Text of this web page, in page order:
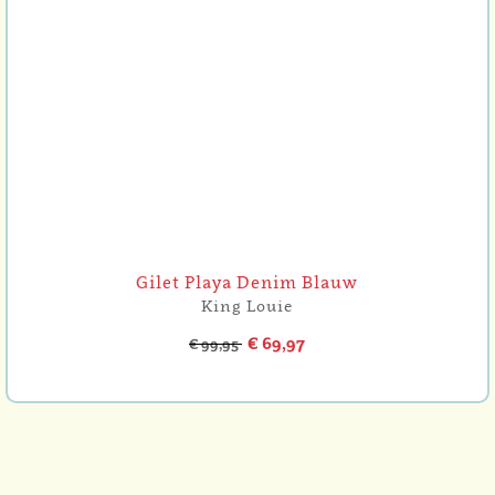
Gilet Playa Denim Blauw
King Louie
€ 99,95 € 69,97